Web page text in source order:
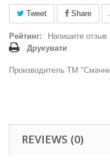
Tweet Share
Рейтинг:
Напишите
Друкувати
Производитель ТМ
REVIEWS (0)